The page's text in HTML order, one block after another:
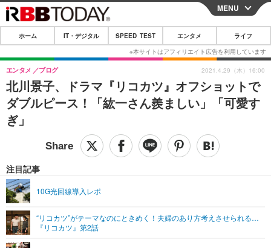
CLOSE
ホーム
IT・デジタル
IT・デジタルTOP スマートフォン
ショッピング その他
SPEED TEST
エンタメ
エンタメTOP 映画・ドラマ
音楽
グラビア ブログ
ペット
その他
リリース一覧
プッシュ通知の停止方法
MENU
ホーム IT・デジタル SPEED TEST エンタメ ライフ
北川景子、ドラマ『リコカツ』オフショットで
ダブルピース！「紘一さん羨ましい」「可愛す
ぎ」
エンタメ ブログ
注目記事
10G光回線導入レポ
“リコカツ”がテーマなのにときめく！夫婦のあり方考えさせられる…
『リコカツ』第2話
2021.4.29（木）16:00